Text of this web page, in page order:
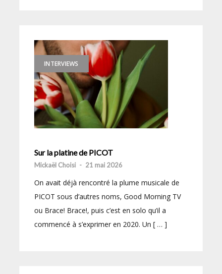
INTERVIEWS
Sur la platine de PICOT
Mickaël Choisi - 21 mai 2026
On avait déjà rencontré la plume musicale de
PICOT sous d’autres noms, Good Morning TV
ou Brace! Brace!, puis c’est en solo qu’il a
commencé à s’exprimer en 2020. Un [ … ]